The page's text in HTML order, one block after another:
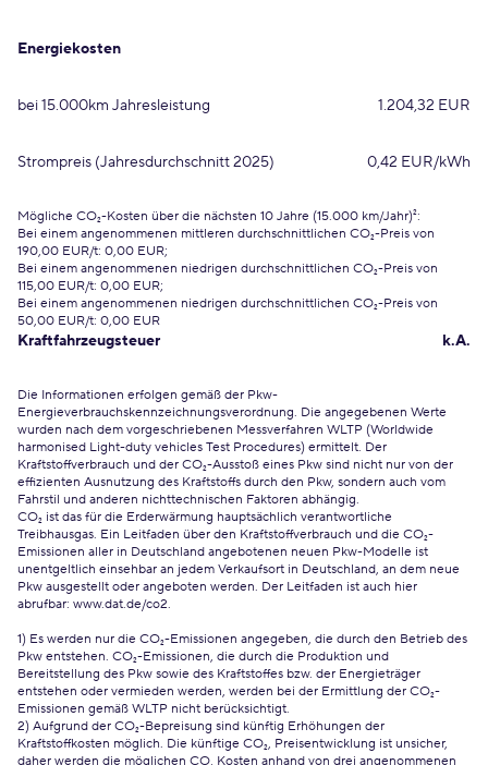
Energiekosten
bei 15.000km Jahresleistung 1.204,32 EUR
Strompreis (Jahresdurchschnitt 2025) 0,42 EUR/kWh
Mögliche CO₂-Kosten über die nächsten 10 Jahre (15.000 km/Jahr)²:
Bei einem angenommenen mittleren durchschnittlichen CO₂-Preis von
190,00 EUR/t: 0,00 EUR;
Bei einem angenommenen niedrigen durchschnittlichen CO₂-Preis von
115,00 EUR/t: 0,00 EUR;
Bei einem angenommenen niedrigen durchschnittlichen CO₂-Preis von
50,00 EUR/t: 0,00 EUR
Kraftfahrzeugsteuer k.A.
Die Informationen erfolgen gemäß der Pkw-
Energieverbrauchskennzeichnungsverordnung. Die angegebenen Werte
wurden nach dem vorgeschriebenen Messverfahren WLTP (Worldwide
harmonised Light-duty vehicles Test Procedures) ermittelt. Der
Kraftstoffverbrauch und der CO₂-Ausstoß eines Pkw sind nicht nur von der
effizienten Ausnutzung des Kraftstoffs durch den Pkw, sondern auch vom
Fahrstil und anderen nichttechnischen Faktoren abhängig.
CO₂ ist das für die Erderwärmung hauptsächlich verantwortliche
Treibhausgas. Ein Leitfaden über den Kraftstoffverbrauch und die CO₂-
Emissionen aller in Deutschland angebotenen neuen Pkw-Modelle ist
unentgeltlich einsehbar an jedem Verkaufsort in Deutschland, an dem neue
Pkw ausgestellt oder angeboten werden. Der Leitfaden ist auch hier
abrufbar: www.dat.de/co2.
1) Es werden nur die CO₂-Emissionen angegeben, die durch den Betrieb des
Pkw entstehen. CO₂-Emissionen, die durch die Produktion und
Bereitstellung des Pkw sowie des Kraftstoffes bzw. der Energieträger
entstehen oder vermieden werden, werden bei der Ermittlung der CO₂-
Emissionen gemäß WLTP nicht berücksichtigt.
2) Aufgrund der CO₂-Bepreisung sind künftig Erhöhungen der
Kraftstoffkosten möglich. Die künftige CO₂, Preisentwicklung ist unsicher,
daher werden die möglichen CO, Kosten anhand von drei angenommenen